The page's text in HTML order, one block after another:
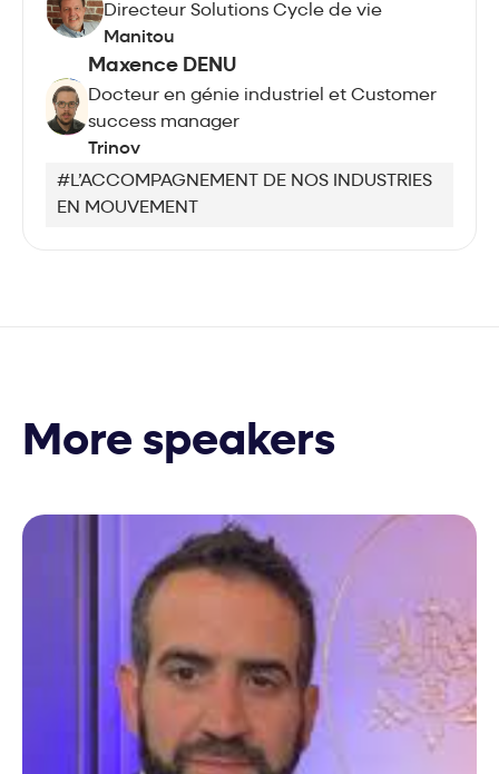
Directeur Solutions Cycle de vie
Manitou
Maxence DENU
Docteur en génie industriel et Customer
success manager
Trinov
#L’ACCOMPAGNEMENT DE NOS INDUSTRIES
EN MOUVEMENT
More speakers